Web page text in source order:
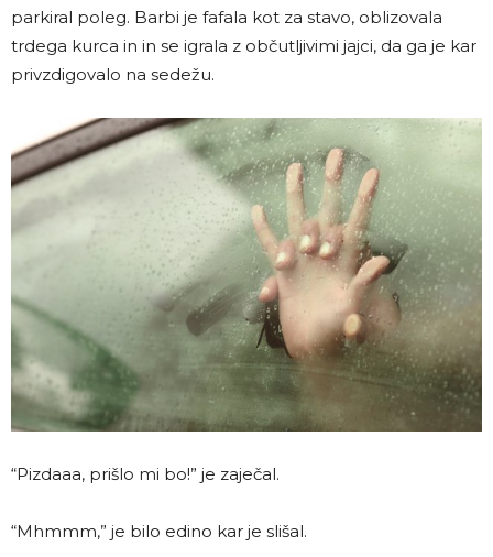
parkiral poleg. Barbi je fafala kot za stavo, oblizovala
trdega kurca in in se igrala z občutljivimi jajci, da ga je kar
privzdigovalo na sedežu.
“Pizdaaa, prišlo mi bo!” je zaječal.
“Mhmmm,” je bilo edino kar je slišal.